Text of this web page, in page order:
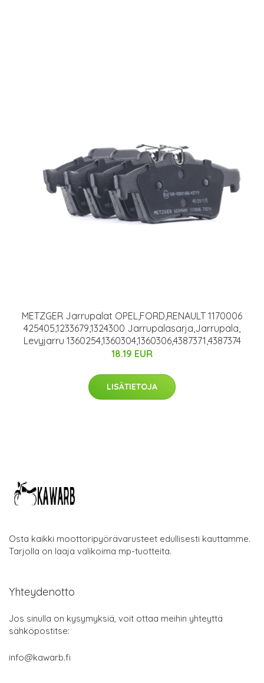
METZGER Jarrupalat OPEL,FORD,RENAULT 1170006
425405,1233679,1324300 Jarrupalasarja,Jarrupala,
Levyjarru 1360254,1360304,1360306,4387371,4387374
18.19 EUR
LISÄTIETOJA
Osta kaikki moottoripyörävarusteet edullisesti kauttamme.
Tarjolla on laaja valikoima mp-tuotteita.
Yhteydenotto
Jos sinulla on kysymyksiä, voit ottaa meihin yhteyttä
sähköpostitse:
info@kawarb.fi